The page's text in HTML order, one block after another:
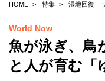
HOME 特集 湿地回復
World Now
魚が泳ぎ、
と人が育む「